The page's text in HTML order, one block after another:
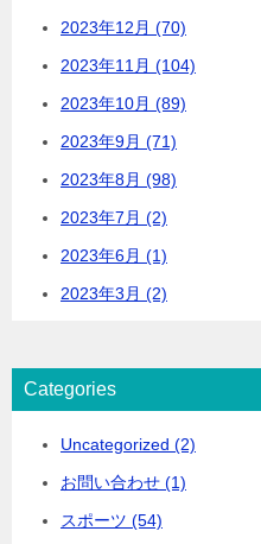
2023年12月 (70)
2023年11月 (104)
2023年10月 (89)
2023年9月 (71)
2023年8月 (98)
2023年7月 (2)
2023年6月 (1)
2023年3月 (2)
Categories
Uncategorized (2)
お問い合わせ (1)
スポーツ (54)